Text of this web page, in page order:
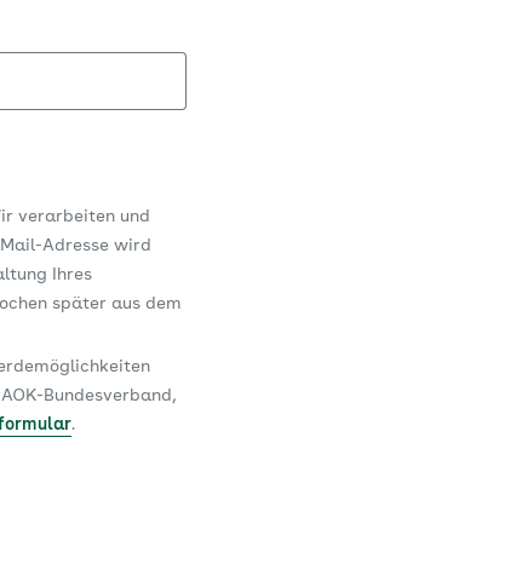
verarbeiten und
Adresse wird
Ihres
später aus dem
Bundesverband,
.